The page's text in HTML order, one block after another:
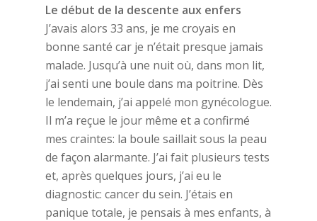
Le début de la descente aux enfers
J’avais alors 33 ans, je me croyais en
bonne santé car je n’était presque jamais
malade. Jusqu’à une nuit où, dans mon lit,
j’ai senti une boule dans ma poitrine. Dès
le lendemain, j’ai appelé mon gynécologue.
Il m’a reçue le jour même et a confirmé
mes craintes: la boule saillait sous la peau
de façon alarmante. J’ai fait plusieurs tests
et, après quelques jours, j’ai eu le
diagnostic: cancer du sein. J’étais en
panique totale, je pensais à mes enfants, à